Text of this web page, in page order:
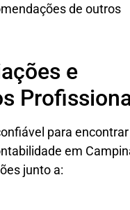
de outros
e
para encontrar
em
junto a: